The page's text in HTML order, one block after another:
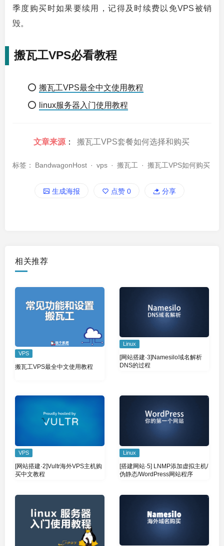
季度购买时如果要续用，记得及时续费以免VPS被销
毁。
搬瓦工VPS必看教程
⭕ 搬瓦工VPS最全中文使用教程
⭕ linux服务器入门使用教程
文章来源： 搬瓦工VPS套餐如何选择和购买
标签： BandwagonHost · vps · 搬瓦工 · 搬瓦工VPS如何购买
生成海报 点赞 0 分享
相关推荐
VPS
搬瓦工VPS最全中文使用教程
Linux
[网站搭建·3]Namesilo域名解析
DNS的过程
VPS
[网站搭建·2]Vultr海外VPS主机购
买中文教程
Linux
[搭建网站·5] LNMP添加虚拟主机/
伪静态/WordPress网站程序